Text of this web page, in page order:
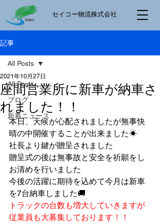
​セイコー物流株式会社
記事
All Posts
ブログ
新着ニュース
All Posts
座間営業所に新車が納車さ
れました！！
2021年10月27日
本日、天候が心配されましたが無事快
晴の中開催することが出来ました☀
社長より鍵が贈呈されました
贈呈式の後は無事故と安全を祈願をし
お清めを行いました
今後の活躍に期待を込めて今月は新車
を7台納車しました🚚
トラックの台数も増大していきますが
従業員も大募集しております！！